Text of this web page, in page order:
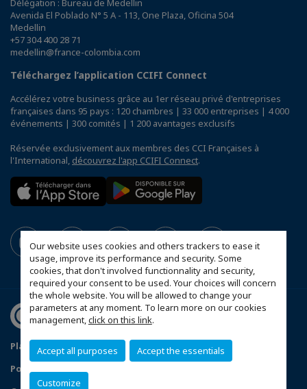
Our website uses cookies and others trackers to ease it
usage, improve its performance and security. Some
cookies, that don't involved functionnality and security,
required your consent to be used. Your choices will concern
the whole website. You will be allowed to change your
parameters at any moment. To learn more on our cookies
management,click on this link.
Accept all purposes Accept the essentials
Customize
Délégation : Bureau de Medellin
Avenida El Poblado N° 5 A - 113, One Plaza, Oficina 504
Medellin
+57 304 400 28 71
medellin@france-colombia.com
Téléchargez l’application CCIFI Connect
Accélérez votre business grâce au 1er réseau privé d'entreprises
françaises dans 95 pays : 120 chambres | 33 000 entreprises | 4 000
événements | 300 comités | 1 200 avantages exclusifs
Réservée exclusivement aux membres des CCI Françaises à
l'International, découvrez l'app CCIFI Connect.
Plan du site
Mentions légales
Politique de confidentialité